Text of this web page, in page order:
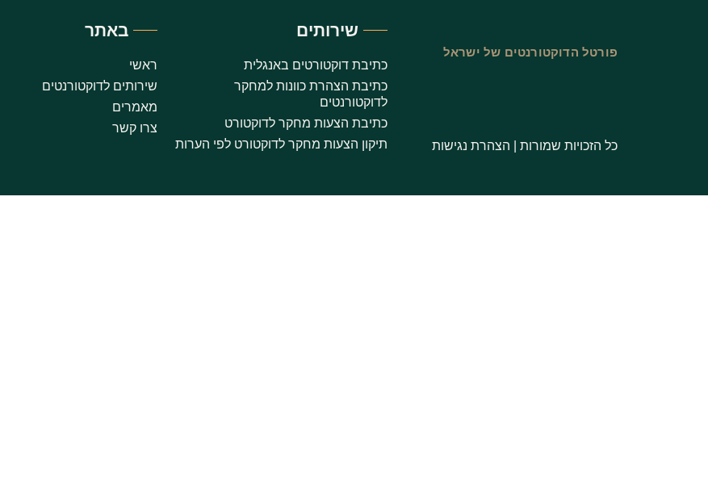
פורטל הדוקטורנטים של ישראל
כל הזכויות שמורות | הצהרת נגישות
שירותים
כתיבת דוקטורטים באנגלית
כתיבת הצהרת כוונות למחקר
לדוקטורנטים
כתיבת הצעות מחקר לדוקטורט
תיקון הצעות מחקר לדוקטורט לפי הערות
באתר
ראשי
שירותים לדוקטורנטים
מאמרים
צרו קשר